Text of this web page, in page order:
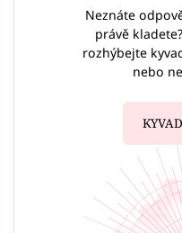
Neznáte
právě
rozhýbejte
nebo